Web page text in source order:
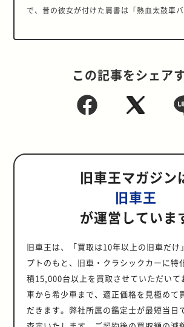
で、昔の彼女が付けた肩書は「熱血太鼓車バ
この記事をシェア
旧車王マガジン
旧車王
が運営していま
旧車王は、「買取は10年以上の旧車だけ
プトのもと、旧車・クラシックカーに特
積15,000台以上を買取させていただいて
車から希少車まで、適正価格を見極めて
だきます。弊社所属の鑑定士が最短当日